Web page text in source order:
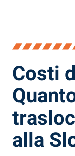
Costi
alla